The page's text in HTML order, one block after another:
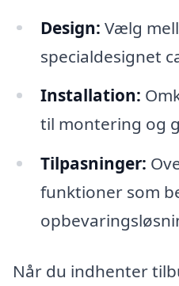
Design: Vælg
specialdesignet
Installation:
til montering og
Tilpasninger:
funktioner som
Når du indhenter